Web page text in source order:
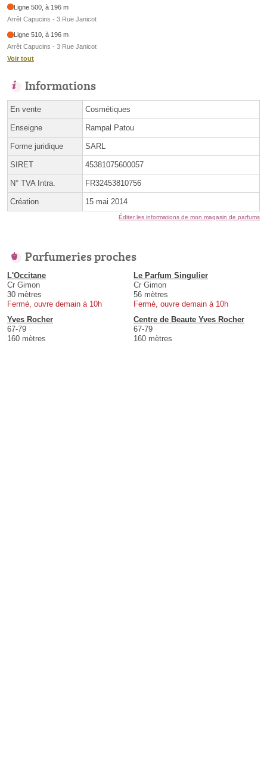
Ligne 500, à 196 m
Arrêt Capucins - 3 Rue Janicot
Ligne 510, à 196 m
Arrêt Capucins - 3 Rue Janicot
Voir tout
Informations
En vente Cosmétiques
Enseigne Rampal Patou
Forme juridique SARL
SIRET 45381075600057
N° TVA Intra. FR32453810756
Création 15 mai 2014
Éditer les informations de mon magasin de parfums
Parfumeries proches
L'Occitane
Cr Gimon
30 mètres
Fermé, ouvre demain à 10h
Le Parfum Singulier
Cr Gimon
56 mètres
Fermé, ouvre demain à 10h
Yves Rocher
67-79
160 mètres
Centre de Beaute Yves Rocher
67-79
160 mètres